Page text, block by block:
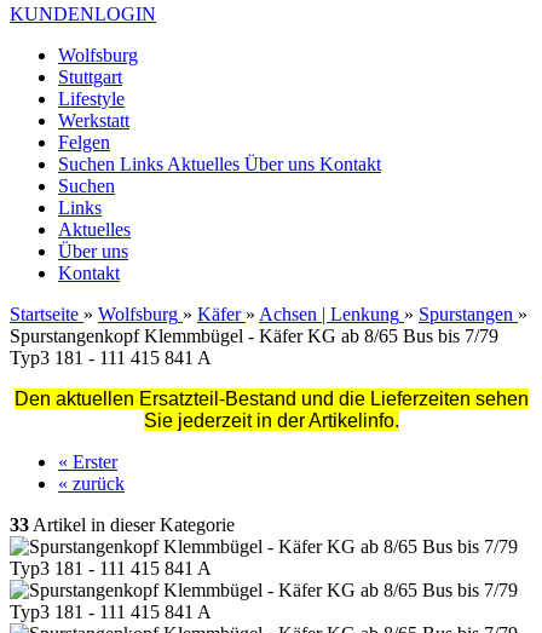
KUNDENLOGIN
Wolfsburg
Stuttgart
Lifestyle
Werkstatt
Felgen
Suchen Links Aktuelles Über uns Kontakt
Suchen
Links
Aktuelles
Über uns
Kontakt
Startseite » Wolfsburg » Käfer » Achsen | Lenkung » Spurstangen »
Spurstangenkopf Klemmbügel - Käfer KG ab 8/65 Bus bis 7/79
Typ3 181 - 111 415 841 A
Den aktuellen Ersatzteil-Bestand und die Lieferzeiten sehen
Sie jederzeit in der Artikelinfo.
« Erster
« zurück
33 Artikel in dieser Kategorie